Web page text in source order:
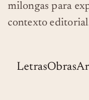
milongas para
contexto
LetrasObras